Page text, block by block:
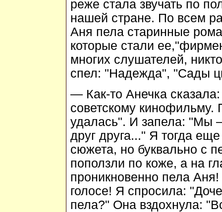
реже стала звучать по
нашей стране. По всем
Аня пела старинные
которые стали
многих слушателей,
спел: "Надежда", "Сады
— Как-то Анечка
советскому
удалась". И запела:
друг друга..." Я тогда
сюжета, но буквально с
поползли по коже, а на
проникновенно пела
голосе! Я спросила:
пела?" Она вздохнула: